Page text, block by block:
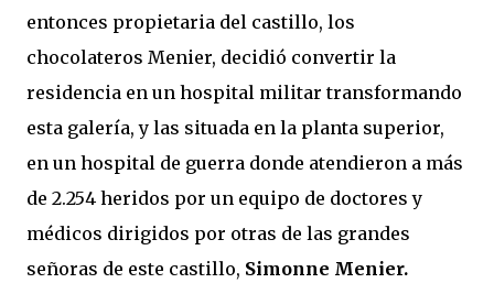
entonces propietaria del castillo, los
chocolateros Menier, decidió convertir la
residencia en un hospital militar transformando
esta galería, y las situada en la planta superior,
en un hospital de guerra donde atendieron a más
de 2.254 heridos por un equipo de doctores y
médicos dirigidos por otras de las grandes
señoras de este castillo, Simonne Menier.